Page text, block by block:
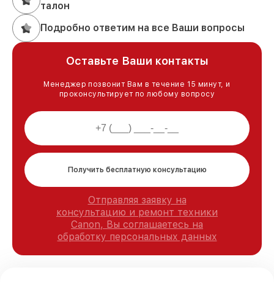
талон
Подробно ответим на все Ваши вопросы
Оставьте Ваши контакты
Менеджер позвонит Вам в течение 15 минут, и
проконсультирует по любому вопросу
Получить бесплатную консультацию
Отправляя заявку на
консультацию и ремонт техники
Canon, Вы соглашаетесь на
обработку персональных данных